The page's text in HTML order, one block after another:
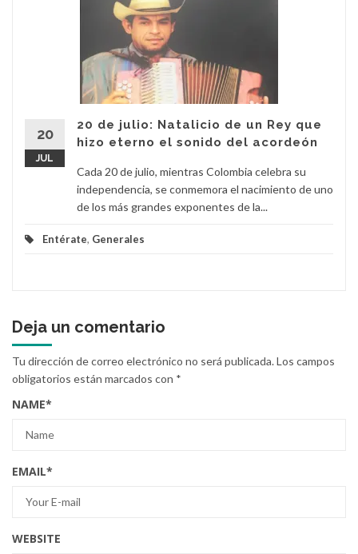
20
JUL
20 de julio: Natalicio de un Rey que
hizo eterno el sonido del acordeón
Cada 20 de julio, mientras Colombia celebra su
independencia, se conmemora el nacimiento de uno
de los más grandes exponentes de la...
Entérate, Generales
Deja un comentario
Tu dirección de correo electrónico no será publicada.Los campos
obligatorios están marcados con *
NAME*
EMAIL*
WEBSITE